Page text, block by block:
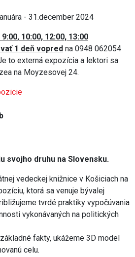
- 31.december 2024
9:00, 10:00, 12:00, 13:00
1 deň vopred na 0948 062054
to externá expozícia a lektori sa
na Moyzesovej 24.
svojho druhu na Slovensku.
vedeckej knižnice v Košiciach na
ktorá sa venuje bývalej
tvrdé praktiky vypočúvania
vykonávaných na politických
fakty, ukážeme 3D model
celu.